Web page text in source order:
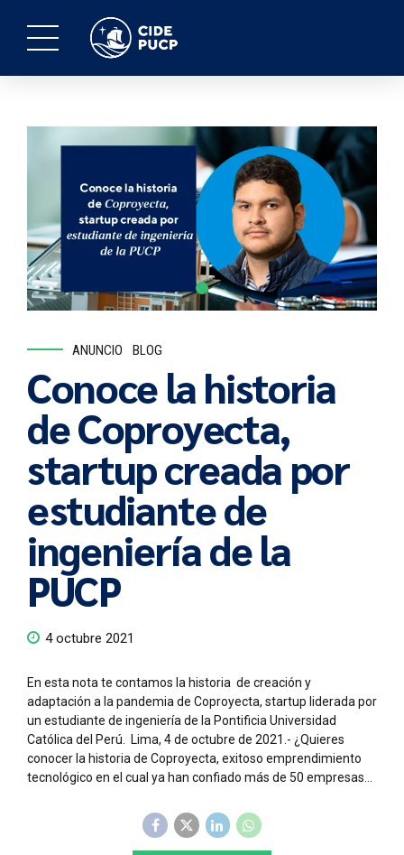
ANUNCIO BLOG
Conoce la historia
de Coproyecta,
startup creada por
estudiante de
ingeniería de la
PUCP
4 octubre 2021
En esta nota te contamos la historia de creación y
adaptación a la pandemia de Coproyecta, startup liderada por
un estudiante de ingeniería de la Pontificia Universidad
Católica del Perú. Lima, 4 de octubre de 2021.- ¿Quieres
conocer la historia de Coproyecta, exitoso emprendimiento
tecnológico en el cual ya han confiado más de 50 empresas...